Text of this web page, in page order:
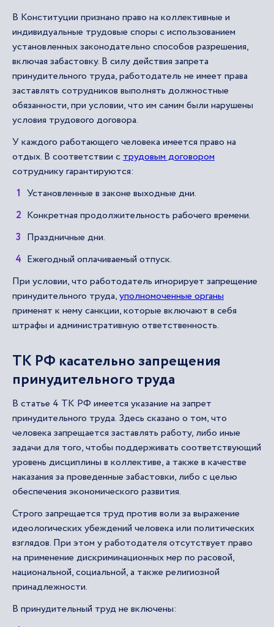
В Конституции признано право на коллективные и
индивидуальные трудовые споры с использованием
установленных законодательно способов разрешения,
включая забастовку. В силу действия запрета
принудительного труда, работодатель не имеет права
заставлять сотрудников выполнять должностные
обязанности, при условии, что им самим были нарушены
условия трудового договора.
У каждого работающего человека имеется право на
отдых. В соответствии струдовым договором
сотруднику гарантируются:
Установленные в законе выходные дни.
Конкретная продолжительность рабочего времени.
Праздничные дни.
Ежегодный оплачиваемый отпуск.
При условии, что работодатель игнорирует запрещение
принудительного труда,уполномоченные органы
применят к нему санкции, которые включают в себя
штрафы и административную ответственность.
ТК РФ касательно запрещения
принудительного труда
В статье 4 ТК РФ имеется указание на запрет
принудительного труда. Здесь сказано о том, что
человека запрещается заставлять работу, либо иные
задачи для того, чтобы поддерживать соответствующий
уровень дисциплины в коллективе, а также в качестве
наказания за проведенные забастовки, либо с целью
обеспечения экономического развития.
Строго запрещается труд против воли за выражение
идеологических убеждений человека или политических
взглядов. При этом у работодателя отсутствует право
на применение дискриминационных мер по расовой,
национальной, социальной, а также религиозной
принадлежности.
В принудительный труд не включены: